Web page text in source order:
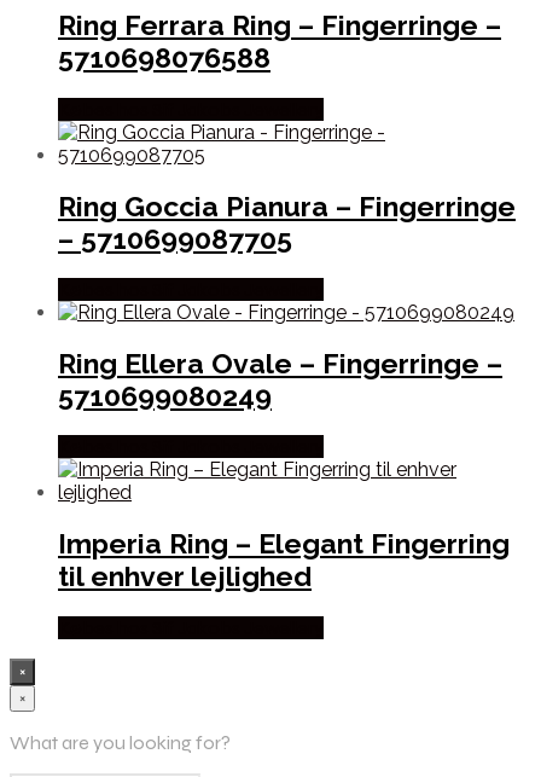
Ring Ferrara Ring – Fingerringe –
5710698076588
Ring Goccia Pianura – Fingerringe
– 5710699087705
Ring Ellera Ovale – Fingerringe –
5710699080249
Imperia Ring – Elegant Fingerring
til enhver lejlighed
×
×
What are you looking for?